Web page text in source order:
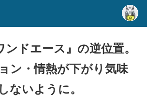
ドエース』の逆位置。
ン・情熱が下がり気味
ないように。